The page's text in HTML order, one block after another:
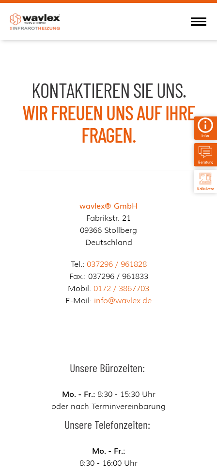
Infos
Beratung
Kalkulator
KONTAKTIEREN SIE UNS.
WIR FREUEN UNS AUF IHRE
FRAGEN.
wavlex® GmbH
Fabrikstr. 21
09366 Stollberg
Deutschland
Tel.: 037296 / 961828
Fax.: 037296 / 961833
Mobil: 0172 / 3867703
E-Mail: info@wavlex.de
Unsere Bürozeiten:
Mo. - Fr.:8:30 - 15:30 Uhr
oder nach Terminvereinbarung
Unsere Telefonzeiten:
Mo. - Fr.:
8:30 - 16:00 Uhr